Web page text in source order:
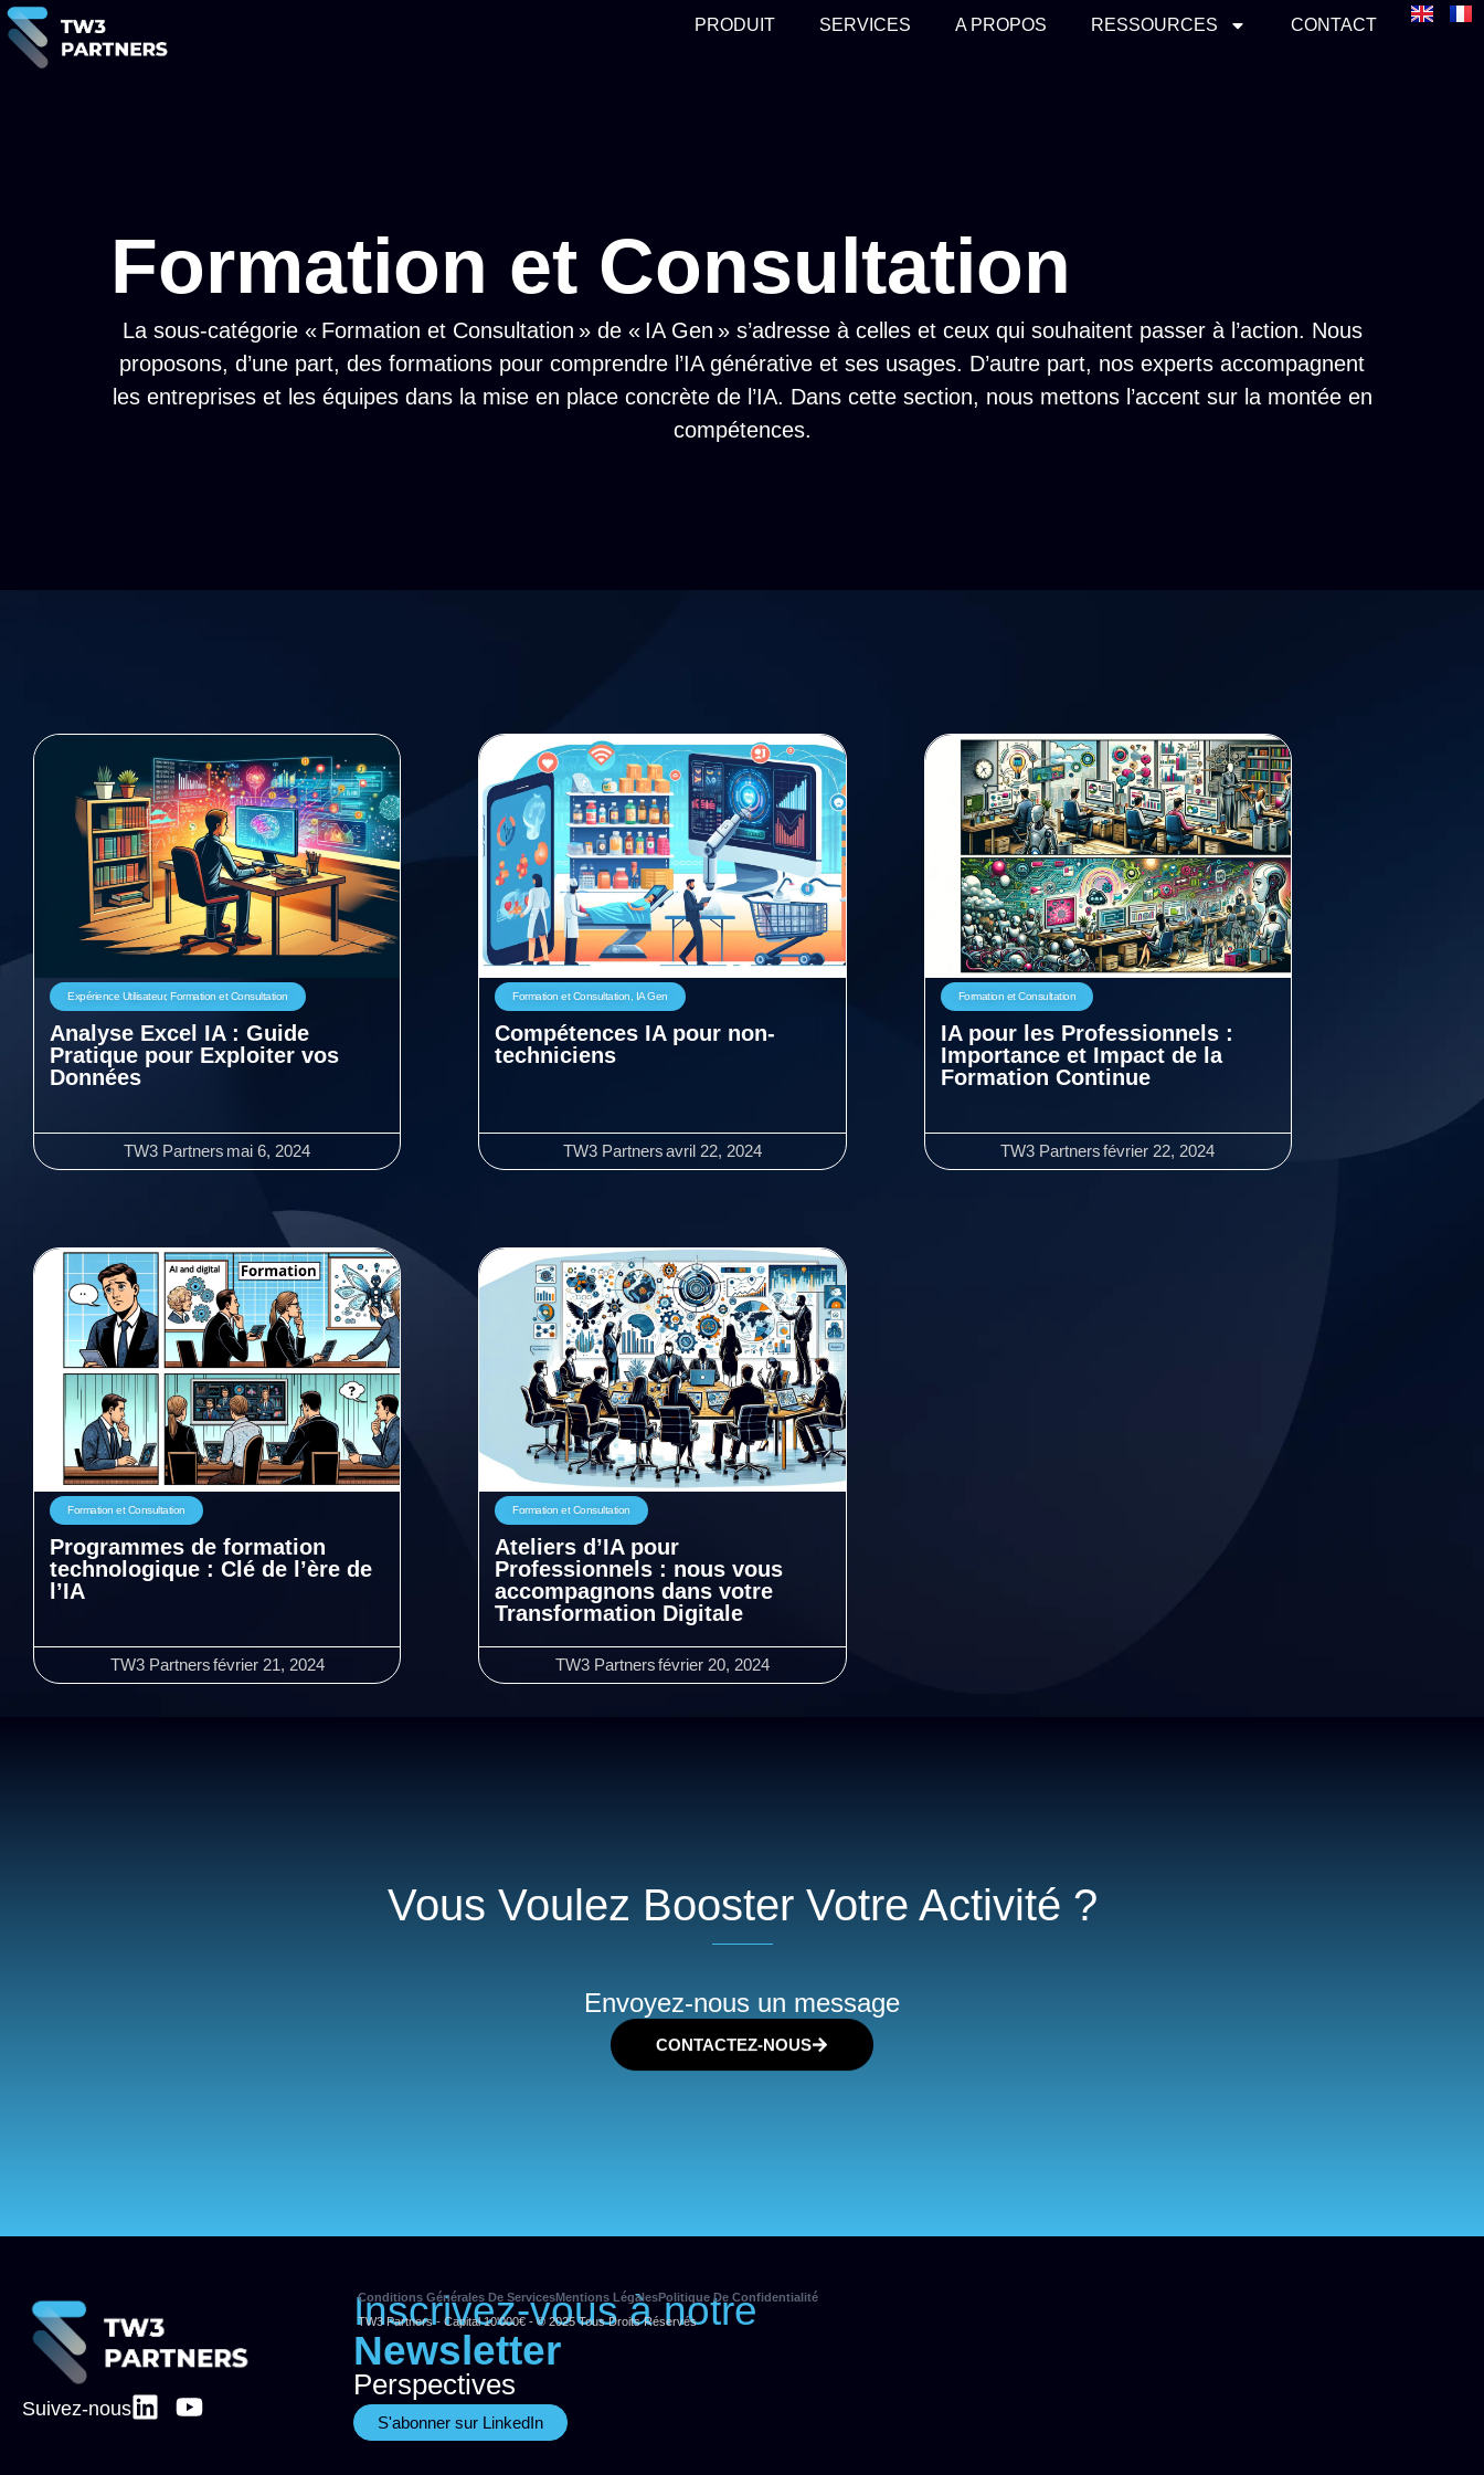
PRODUIT SERVICES A PROPOS RESSOURCES CONTACT
Formation et Consultation
La sous-catégorie « Formation et Consultation » de « IA Gen » s’adresse à celles et ceux qui souhaitent passer à l’action. Nous
proposons, d’une part, des formations pour comprendre l’IA générative et ses usages. D’autre part, nos experts accompagnent
les entreprises et les équipes dans la mise en place concrète de l’IA. Dans cette section, nous mettons l’accent sur la montée en
compétences.
Expérience Utilisateur,Formation et Consultation
Analyse Excel IA : Guide
Pratique pour Exploiter vos
Données
TW3 Partners mai 6, 2024
Formation et Consultation, IA Gen
Compétences IA pour non-
techniciens
TW3 Partnersavril 22, 2024
Formation et Consultation
IA pour les Professionnels :
Importance et Impact de la
Formation Continue
TW3 Partners février 22, 2024
Formation et Consultation
Programmes de formation
technologique : Clé de l’ère de
l’IA
TW3 Partnersfévrier 21, 2024
Formation et Consultation
Ateliers d’IA pour
Professionnels : nous vous
accompagnons dans votre
Transformation Digitale
TW3 Partnersfévrier 20, 2024
Vous Voulez Booster Votre Activité ?
Envoyez-nous un message
CONTACTEZ-NOUS
Suivez-nous
Inscrivez-vous à notre
Newsletter
Perspectives
S'abonner sur LinkedIn
Conditions Générales De ServicesMentions LégalesPolitique De Confidentialité
TW3 Partners - Capital 10'000€ - © 2025 Tous Droits Réservés